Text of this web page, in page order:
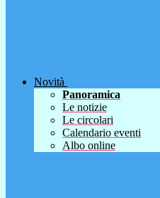
Novità
Panoramica
Le notizie
Le circolari
Calendario eventi
Albo online